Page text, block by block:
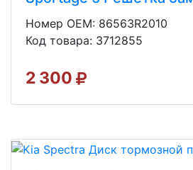
Номер OEM: 86563R2010
Код товара: 3712855
2 300